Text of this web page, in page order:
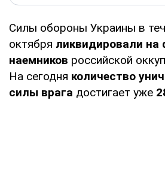
Силы обороны Украины в
октября ликвидировали на
наемников российской
На сегодня количество
силы врага достигает уже